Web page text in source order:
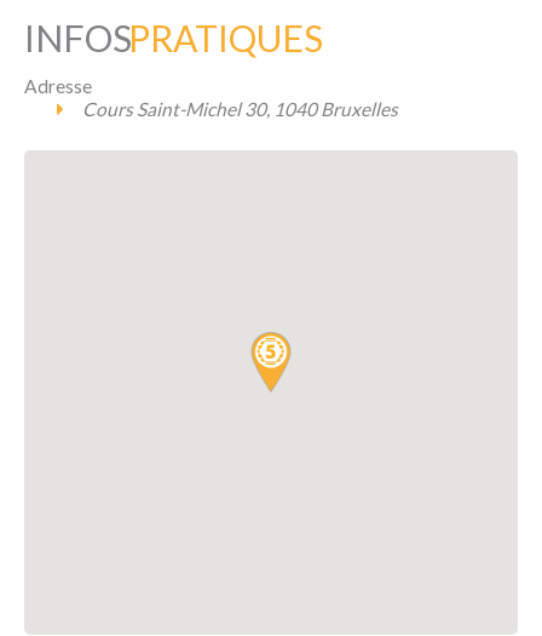
INFOSPRATIQUES
Adresse
Cours Saint-Michel 30, 1040 Bruxelles